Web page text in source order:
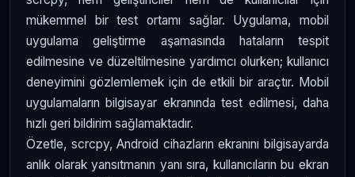
mükemmel bir test ortamı sağlar. Uygulama, mobil
uygulama geliştirme aşamasında hataların tespit
edilmesine ve düzeltilmesine yardımcı olurken; kullanıcı
deneyimini gözlemlemek için de etkili bir araçtır. Mobil
uygulamaların bilgisayar ekranında test edilmesi, daha
hızlı geri bildirim sağlamaktadır.
Özetle, scrcpy, Android cihazların ekranını bilgisayarda
anlık olarak yansıtmanın yanı sıra, kullanıcıların bu ekran